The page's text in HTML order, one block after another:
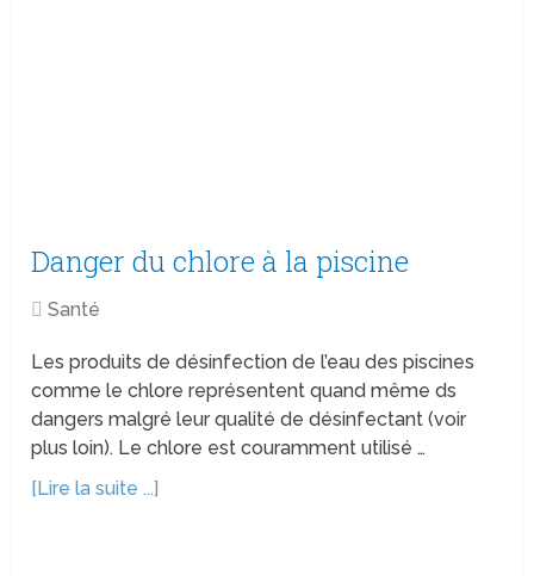
Danger du chlore à la piscine
Santé
Les produits de désinfection de l’eau des piscines
comme le chlore représentent quand même ds
dangers malgré leur qualité de désinfectant (voir
plus loin). Le chlore est couramment utilisé …
[Lire la suite ...]